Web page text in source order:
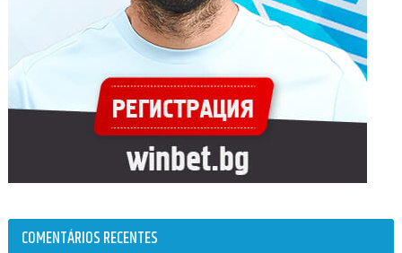
COMENTÁRIOS RECENTES